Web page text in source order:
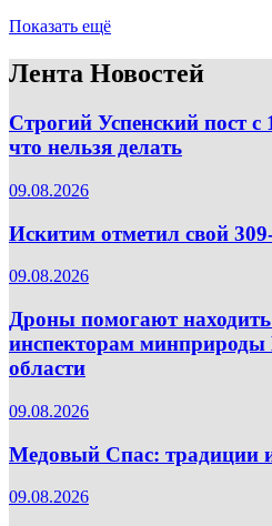
Показать ещё
Лента Новостей
Строгий Успенский пост с
что нельзя делать
09.08.2026
Искитим отметил свой
09.08.2026
Дроны помогают
инспекторам минприроды
области
09.08.2026
Медовый Спас: традиции
09.08.2026